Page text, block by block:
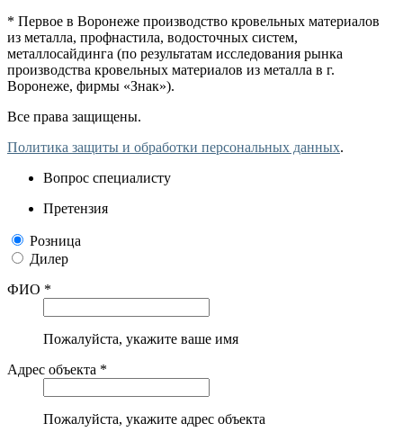
* Первое в Воронеже производство кровельных материалов
из металла, профнастила, водосточных систем,
металлосайдинга (по результатам исследования рынка
производства кровельных материалов из металла в г.
Воронеже, фирмы «Знак»).
Все права защищены.
Политика защиты и обработки персональных данных.
Вопрос специалисту
Претензия
Розница
Дилер
ФИО *
Пожалуйста, укажите ваше имя
Адрес объекта *
Пожалуйста, укажите адрес объекта